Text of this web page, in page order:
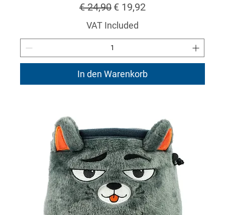
Regular Price
€ 24,90 Sale Price
€ 19,92
VAT Included
In den Warenkorb